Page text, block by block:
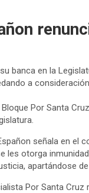
banca en la
a
Por Santa
señala en el
les otorga
apartándose de
Por Santa Cruz